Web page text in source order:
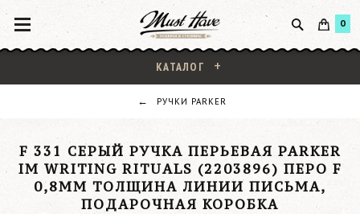
0
КАТАЛОГ
РУЧКИ PARKER
F 331 СЕРЫЙ РУЧКА ПЕРЬЕВАЯ PARKER
IM WRITING RITUALS (2203896) ПЕРО F
0,8ММ ТОЛЩИНА ЛИНИИ ПИСЬМА,
ПОДАРОЧНАЯ КОРОБКА